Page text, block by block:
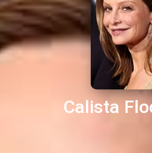
Calista